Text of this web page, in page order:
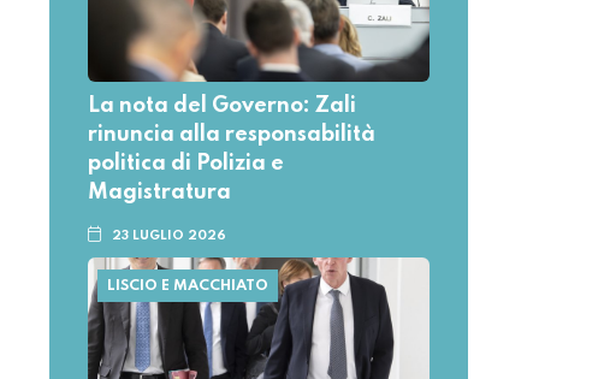
La nota del Governo: Zali
rinuncia alla responsabilità
politica di Polizia e
Magistratura
23 LUGLIO 2026
LISCIO E MACCHIATO